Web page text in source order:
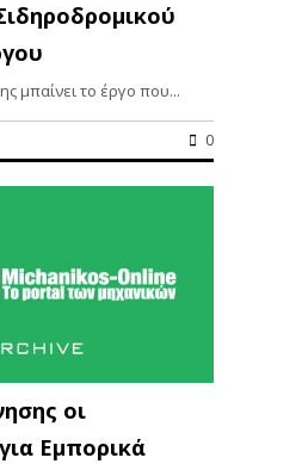
μπαίνει το έργο που...
0
οι
Εμπορικά